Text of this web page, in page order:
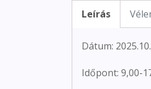
Leírás
Dátum:
Időpont: 9,00-